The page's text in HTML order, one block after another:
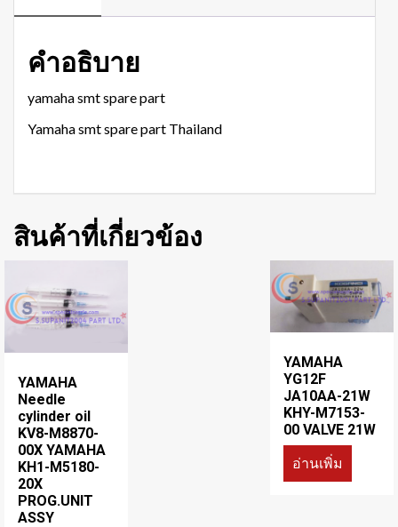
คำอธิบาย
yamaha smt spare part
Yamaha smt spare part Thailand
สินค้าที่เกี่ยวข้อง
YAMAHA
Needle
cylinder oil
KV8-M8870-
00X YAMAHA
KH1-M5180-
20X
PROG.UNIT
ASSY
YAMAHA
YG12F
JA10AA-21W
KHY-M7153-
00 VALVE 21W
อ่านเพิ่ม